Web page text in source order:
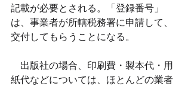
記載が必要とされる。「登録番号」
は、事業者が所轄税務署に申請して、
交付してもらうことになる。
出版社の場合、印刷費・製本代・用
紙代などについては、ほとんどの業者